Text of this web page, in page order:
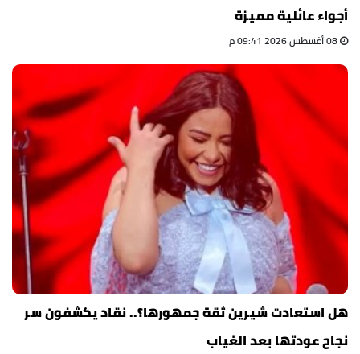
أجواء عائلية مميزة
هل استعادت شيرين ثقة جمهورها؟.. نقاد يكشفون سر
نجاح عودتها بعد الغياب